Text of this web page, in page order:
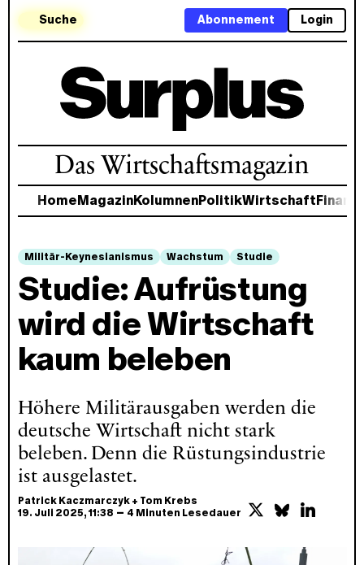
Suche Login
Abonnement
Das Wirtschaftsmagazin
Home MagazinKolumnenPolitikWirtschaft
Militär-Keynesianismus Wachstum Studie
Studie: Aufrüstung
wird die Wirtschaft
kaum beleben
Höhere Militärausgaben werden die
deutsche Wirtschaft nicht stark
beleben. Denn die Rüstungsindustrie
ist ausgelastet.
Patrick Kaczmarczyk+ Tom Krebs
19. Juli 2025, 11:38 – 4 Minuten Lesedauer